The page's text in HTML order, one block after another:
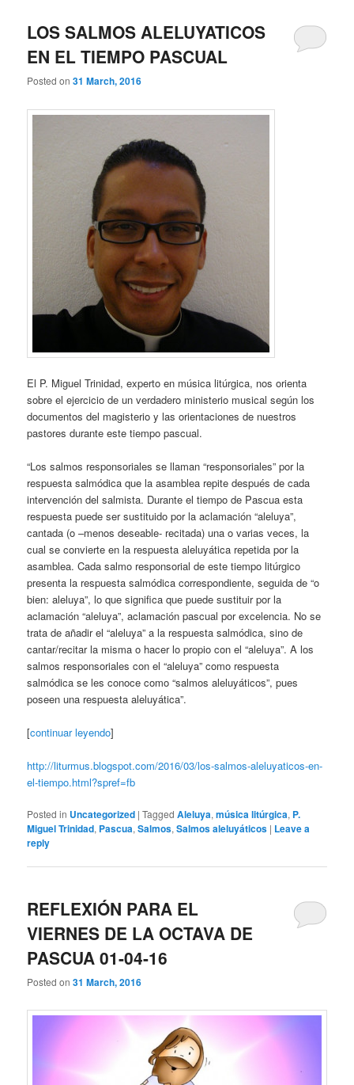
LOS SALMOS ALELUYATICOS
EN EL TIEMPO PASCUAL
Posted on31 March, 2016
El P. Miguel Trinidad, experto en música litúrgica, nos orienta
sobre el ejercicio de un verdadero ministerio musical según los
documentos del magisterio y las orientaciones de nuestros
pastores durante este tiempo pascual.
“Los salmos responsoriales se llaman “responsoriales” por la
respuesta salmódica que la asamblea repite después de cada
intervención del salmista. Durante el tiempo de Pascua esta
respuesta puede ser sustituido por la aclamación “aleluya”,
cantada (o –menos deseable- recitada) una o varias veces, la
cual se convierte en la respuesta aleluyática repetida por la
asamblea. Cada salmo responsorial de este tiempo litúrgico
presenta la respuesta salmódica correspondiente, seguida de “o
bien: aleluya”, lo que significa que puede sustituir por la
aclamación “aleluya”, aclamación pascual por excelencia. No se
trata de añadir el “aleluya” a la respuesta salmódica, sino de
cantar/recitar la misma o hacer lo propio con el “aleluya”. A los
salmos responsoriales con el “aleluya” como respuesta
salmódica se les conoce como “salmos aleluyáticos”, pues
poseen una respuesta aleluyática”.
[continuar leyendo]
http://liturmus.blogspot.com/2016/03/los-salmos-aleluyaticos-en-
el-tiempo.html?spref=fb
Posted in Uncategorized |Tagged Aleluya,música litúrgica, P.
Miguel Trinidad, Pascua,Salmos,Salmos aleluyáticos | Leave a
reply
REFLEXIÓN PARA EL
VIERNES DE LA OCTAVA DE
PASCUA 01-04-16
Posted on31 March, 2016